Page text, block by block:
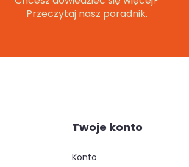
Przeczytaj nasz poradnik.
Twoje konto
konto